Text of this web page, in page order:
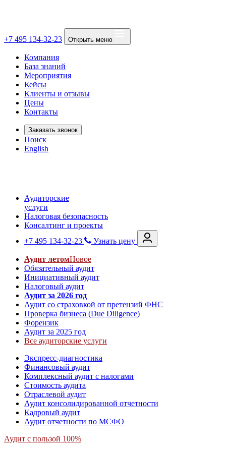
+7 495 134-32-23 Открыть меню
Компания
База знаний
Мероприятия
Кейсы
Клиенты и отзывы
Цены
Контакты
Заказать звонок
Поиск
English
Аудиторские
услуги
Налоговая безопасность
Консалтинг и проекты
+7 495 134-32-23
Узнать цену
Аудит летомНовое
Обязательный аудит
Инициативный аудит
Налоговый аудит
Аудит за 2026 год
Аудит со страховкой от претензий ФНС
Проверка бизнеса (Due Diligence)
Форензик
Аудит за 2025 год
Все аудиторские услуги
Экспресс-диагностика
Финансовый аудит
Комплексный аудит с налогами
Стоимость аудита
Отраслевой аудит
Аудит консолидированной отчетности
Кадровый аудит
Аудит отчетности по МСФО
Аудит с пользой 100%